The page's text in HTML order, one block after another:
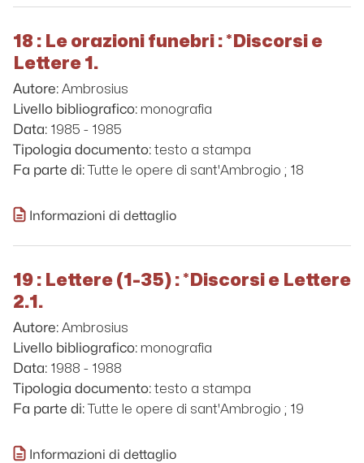
18 : Le orazioni funebri : *Discorsi e
Lettere 1.
Autore: Ambrosius
Livello bibliografico: monografia
Data: 1985 - 1985
Tipologia documento: testo a stampa
Fa parte di: Tutte le opere di sant'Ambrogio ; 18
Informazioni di dettaglio
19 : Lettere (1-35) : *Discorsi e Lettere
2.1.
Autore: Ambrosius
Livello bibliografico: monografia
Data: 1988 - 1988
Tipologia documento: testo a stampa
Fa parte di: Tutte le opere di sant'Ambrogio ; 19
Informazioni di dettaglio